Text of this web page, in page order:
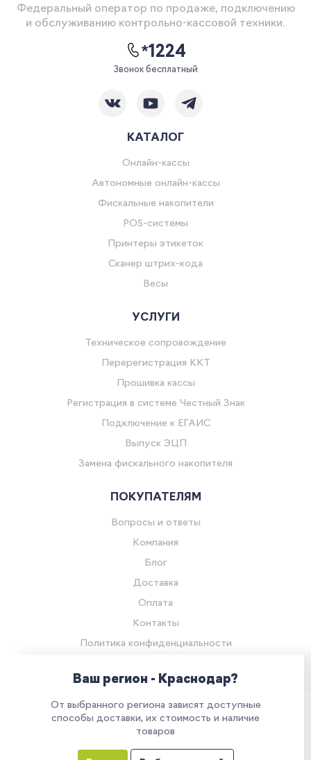
Федеральный оператор по продаже, подключению
и обслуживанию контрольно-кассовой техники.
*1224
Звонок бесплатный
КАТАЛОГ
Онлайн-кассы
Автономные онлайн-кассы
Фискальные накопители
POS-системы
Принтеры этикеток
Сканер штрих-кода
Весы
УСЛУГИ
Техническое сопровождение
Перерегистрация ККТ
Прошивка кассы
Регистрация в системе Честный Знак
Подключение к ЕГАИС
Выпуск ЭЦП
Замена фискального накопителя
ПОКУПАТЕЛЯМ
Вопросы и ответы
Компания
Блог
Доставка
Оплата
Контакты
Политика конфиденциальности
Все права защищены.
Наш сайт использует куки. Продолжая им
пользоваться, вы соглашаетесь на обработку
персональных данных в соответствии с
Ваш регион - Краснодар?
От выбранного региона зависят доступные
способы доставки, их стоимость и наличие
товаров